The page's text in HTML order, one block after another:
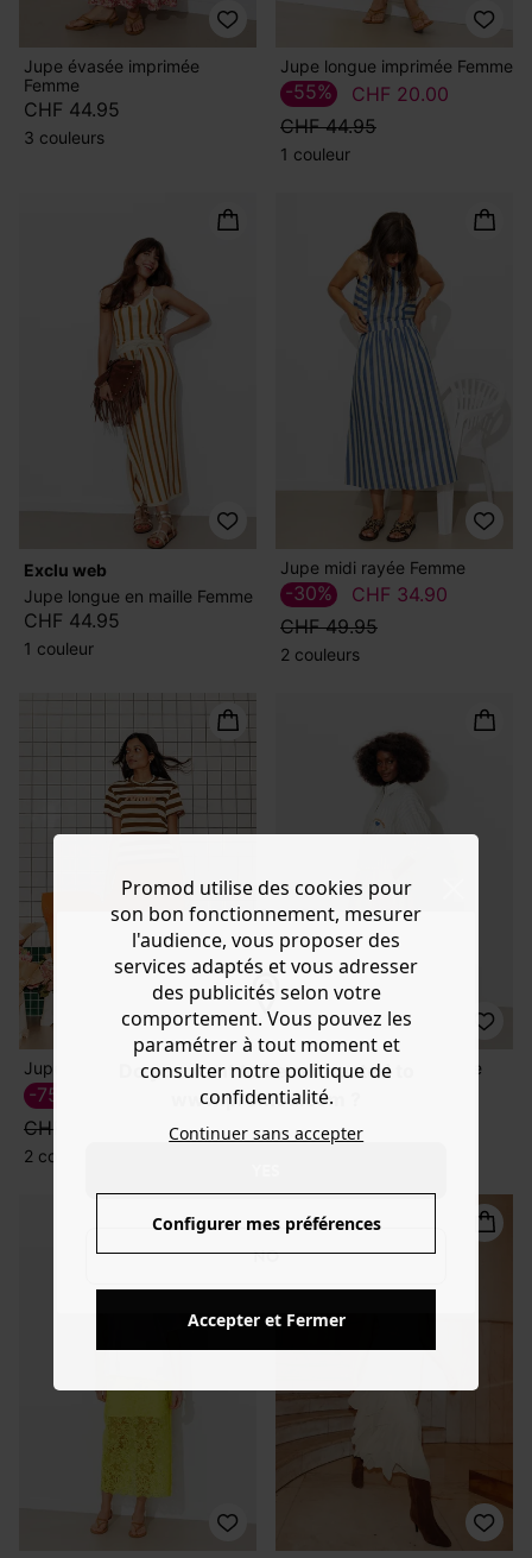
Do you want to be redirected to
www.promod.com ?
NO
Jupe évasée imprimée
Femme
CHF 44.95
3 couleurs
Jupe longue imprimée Femme
CHF 20.00
CHF 44.95
-55%
1 couleur
exclu web
Jupe longue en maille Femme
CHF 44.95
1 couleur
Jupe midi rayée Femme
CHF 34.90
CHF 49.95
-30%
2 couleurs
Jupe en broderie anglaise
CHF 74.95
-75%
2 couleurs
Jupe en broderie anglaise
CHF 74.95
-30%
Promod utilise des cookies pour
son bon fonctionnement, mesurer
l'audience, vous proposer des
services adaptés et vous adresser
des publicités selon votre
comportement. Vous pouvez les
paramétrer à tout moment et
consulter notre politique de
confidentialité.
Continuer sans accepter
Configurer mes préférences
Accepter et Fermer